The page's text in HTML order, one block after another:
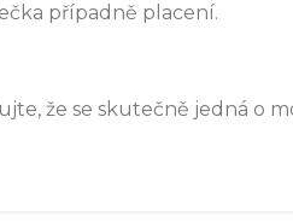
případně placení.
že se skutečně jedná o